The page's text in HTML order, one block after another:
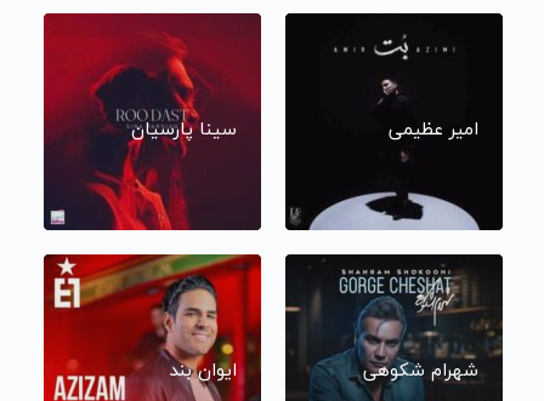
امیر عظیمی سینا پارسیان
شهرام شکوهی ایوان بند